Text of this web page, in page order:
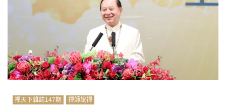
禪天下雜誌147期 禪師說禪